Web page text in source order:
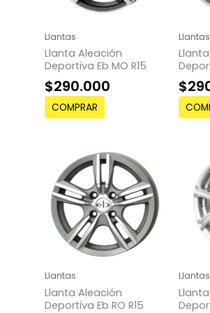
Llantas
Llanta Aleación
Deportiva Eb MO R15
$290.000
COMPRAR
Llantas
$
Llantas
Llanta Aleación
Deportiva Eb RO R15
Llantas